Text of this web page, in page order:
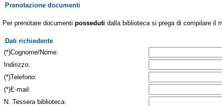
Prenotazione documenti
Per prenotare documenti posseduti dalla biblioteca si prega di compilare il
Dati richiedente
(*)Cognome/Nome:
Indirizzo:
(*)Telefono:
(*)E-mail:
N. Tessera biblioteca: